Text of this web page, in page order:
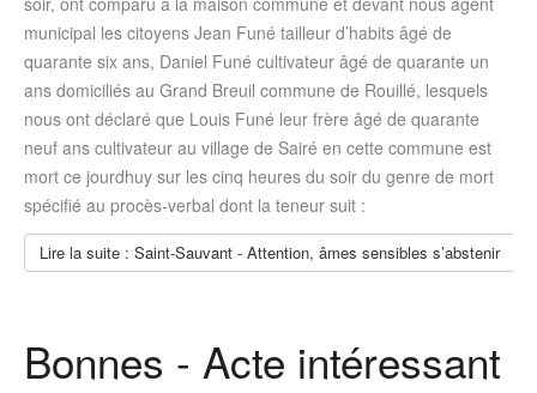
municipal les citoyens Jean Funé tailleur d’habits âgé de
quarante six ans, Daniel Funé cultivateur âgé de quarante un
ans domiciliés au Grand Breuil commune de Rouillé, lesquels
nous ont déclaré que Louis Funé leur frère âgé de quarante
neuf ans cultivateur au village de Sairé en cette commune est
mort ce jourdhuy sur les cinq heures du soir du genre de mort
spécifié au procès-verbal dont la teneur suit :
Lire la suite : Saint-Sauvant - Attention, âmes sensibles s’abstenir
Bonnes - Acte intéressant